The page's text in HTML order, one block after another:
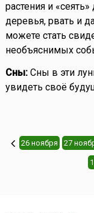
растения и
деревья, рвать и
можете стать
необъяснимых
Сны:Сны в эти
увидеть своё
26 ноября 27